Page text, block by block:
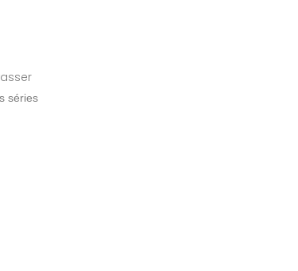
séries